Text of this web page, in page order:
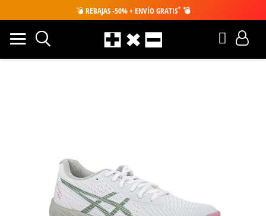
💣 REBAJAS -50% + ENVÍO GRATIS* 💣